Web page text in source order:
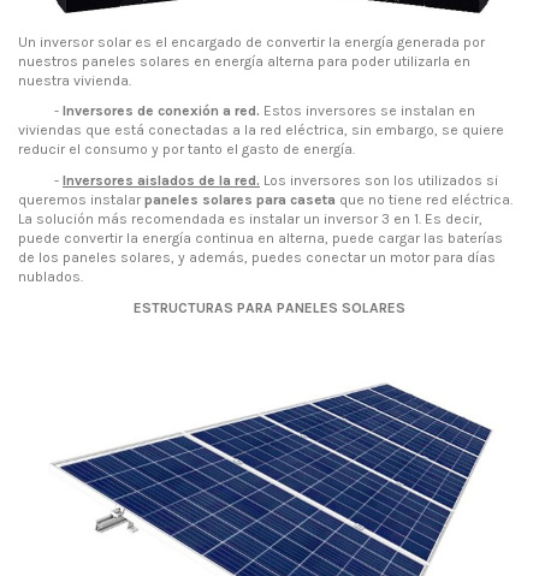
Un inversor solar es el encargado de convertir la energía generada por
nuestros paneles solares en energía alterna para poder utilizarla en
nuestra vivienda.
- Inversores de conexión a red. Estos inversores se instalan en
viviendas que está conectadas a la red eléctrica, sin embargo, se quiere
reducir el consumo y por tanto el gasto de energía.
- Inversores aislados de la red. Los inversores son los utilizados si
queremos instalar paneles solares para caseta que no tiene red eléctrica.
La solución más recomendada es instalar un inversor 3 en 1. Es decir,
puede convertir la energía continua en alterna, puede cargar las baterías
de los paneles solares, y además, puedes conectar un motor para días
nublados.
ESTRUCTURAS PARA PANELES SOLARES